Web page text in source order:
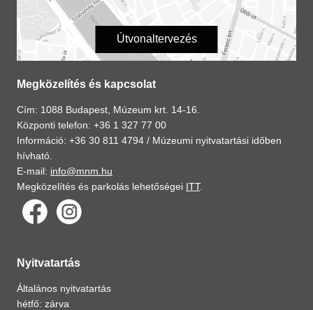
Útvonaltervezés
Megközelítés és kapcsolat
Cím: 1088 Budapest, Múzeum krt. 14-16.
Központi telefon: +36 1 327 77 00
Információ: +36 30 811 4794 / Múzeumi nyitvatartási időben
hívható.
E-mail: info@mnm.hu
Megközelítés és parkolás lehetőségei ITT.
Nyitvatartás
Általános nyitvatartás
hétfő: zárva